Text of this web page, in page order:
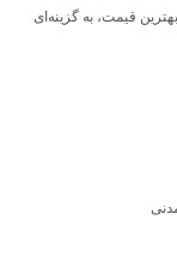
قیمت، به گزینه‌ای